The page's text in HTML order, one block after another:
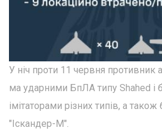
У ніч проти 11 червня противник
ма ударними БпЛА типу Shahed і
імітаторами різних типів, а
"Іскандер-М".